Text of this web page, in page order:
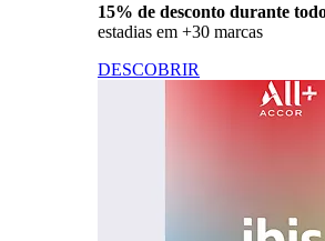
15% de desconto durante
estadias em +30 marcas
DESCOBRIR